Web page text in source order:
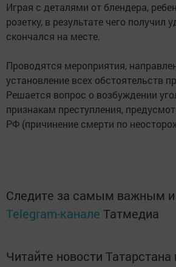
Играя с деталями от блендера,
розетку, в результате чего
скончался на месте.
Проводятся мероприятия,
установление всех обстоятельств
Решается вопрос о возбуждении
признакам преступления,
РФ (причинение смерти по
Следите за самым важным
Telegram-канале Татмедиа
Читайте новости Татарстана